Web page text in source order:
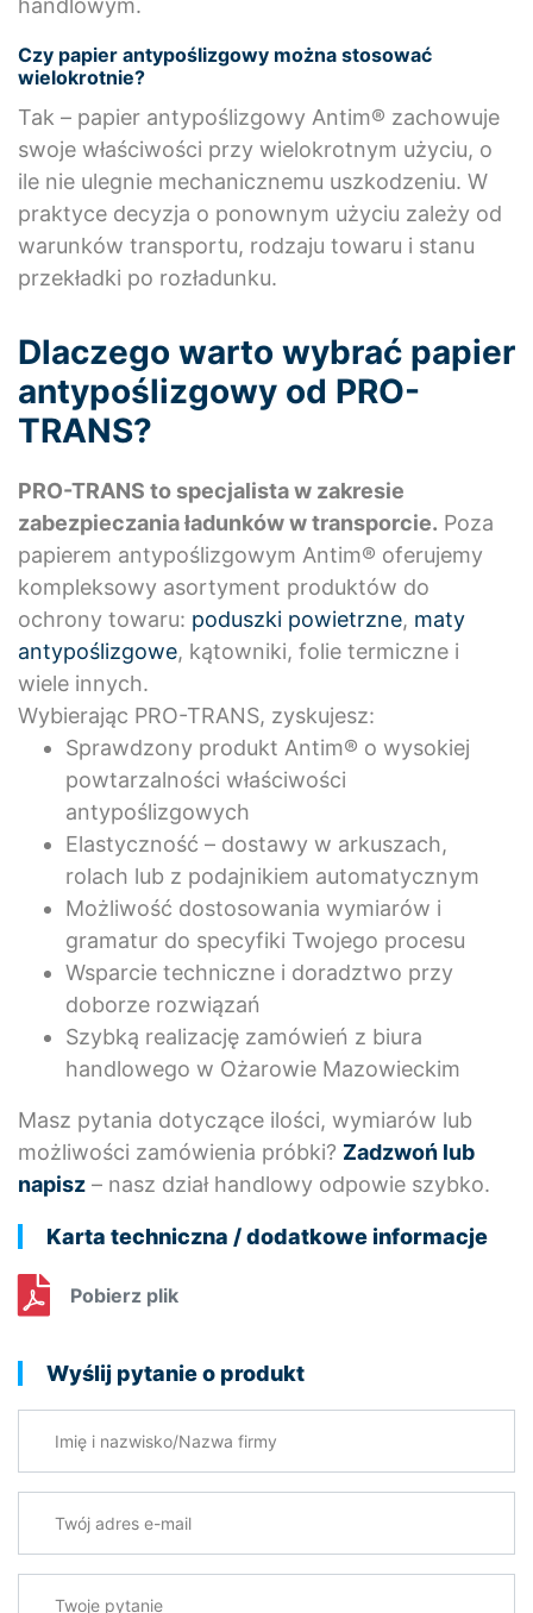
handlowym.
Czy papier antypoślizgowy można stosować
wielokrotnie?
Tak – papier antypoślizgowy Antim® zachowuje
swoje właściwości przy wielokrotnym użyciu, o
ile nie ulegnie mechanicznemu uszkodzeniu. W
praktyce decyzja o ponownym użyciu zależy od
warunków transportu, rodzaju towaru i stanu
przekładki po rozładunku.
Dlaczego warto wybrać papier
antypoślizgowy od PRO-
TRANS?
PRO-TRANS to specjalista w zakresie
zabezpieczania ładunków w transporcie. Poza
papierem antypoślizgowym Antim® oferujemy
kompleksowy asortyment produktów do
ochrony towaru: poduszki powietrzne, maty
antypoślizgowe, kątowniki, folie termiczne i
wiele innych.
Wybierając PRO-TRANS, zyskujesz:
Sprawdzony produkt Antim® o wysokiej
powtarzalności właściwości
antypoślizgowych
Elastyczność – dostawy w arkuszach,
rolach lub z podajnikiem automatycznym
Możliwość dostosowania wymiarów i
gramatur do specyfiki Twojego procesu
Wsparcie techniczne i doradztwo przy
doborze rozwiązań
Szybką realizację zamówień z biura
handlowego w Ożarowie Mazowieckim
Masz pytania dotyczące ilości, wymiarów lub
możliwości zamówienia próbki? Zadzwoń lub
napisz – nasz dział handlowy odpowie szybko.
Karta techniczna / dodatkowe informacje
Pobierz plik
Wyślij pytanie o produkt